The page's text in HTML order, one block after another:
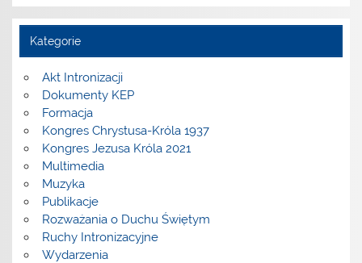
Kategorie
Akt Intronizacji
Dokumenty KEP
Formacja
Kongres Chrystusa-Króla 1937
Kongres Jezusa Króla 2021
Multimedia
Muzyka
Publikacje
Rozważania o Duchu Świętym
Ruchy Intronizacyjne
Wydarzenia